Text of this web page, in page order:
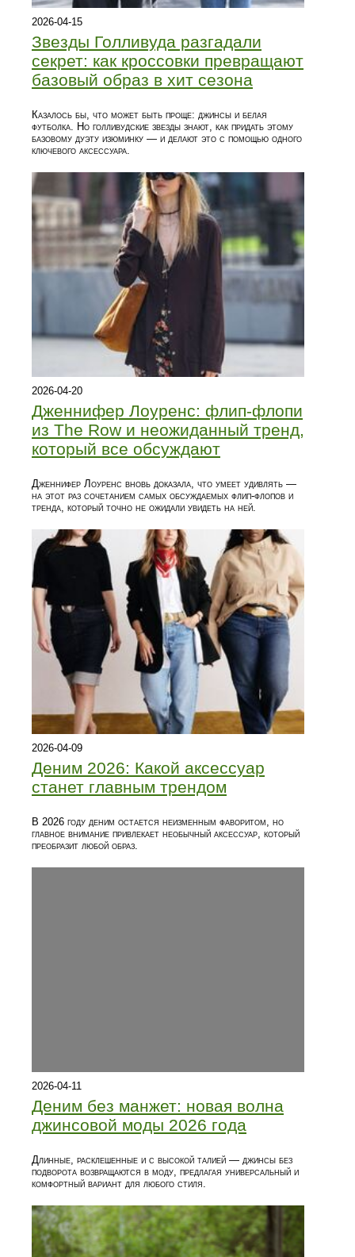
2026-04-15
Звезды Голливуда разгадали
секрет: как кроссовки превращают
базовый образ в хит сезона
Казалось бы, что может быть проще: джинсы и белая
футболка. Но голливудские звезды знают, как придать этому
базовому дуэту изюминку — и делают это с помощью одного
ключевого аксессуара.
2026-04-20
Дженнифер Лоуренс: флип-флопи
из The Row и неожиданный тренд,
который все обсуждают
Дженнифер Лоуренс вновь доказала, что умеет удивлять —
на этот раз сочетанием самых обсуждаемых флип-флопов и
тренда, который точно не ожидали увидеть на ней.
2026-04-09
Деним 2026: Какой аксессуар
станет главным трендом
В 2026 году деним остается неизменным фаворитом, но
главное внимание привлекает необычный аксессуар, который
преобразит любой образ.
2026-04-11
Деним без манжет: новая волна
джинсовой моды 2026 года
Длинные, расклешенные и с высокой талией — джинсы без
подворота возвращаются в моду, предлагая универсальный и
комфортный вариант для любого стиля.